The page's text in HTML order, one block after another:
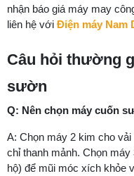
nhận báo giá máy may
liên hệ với Điện máy Nam
Câu hỏi thường
sườn
Q: Nên chọn máy cuốn
A: Chọn máy 2 kim cho
chỉ thanh mảnh. Chọn
hộ) để mũi móc xích khỏe